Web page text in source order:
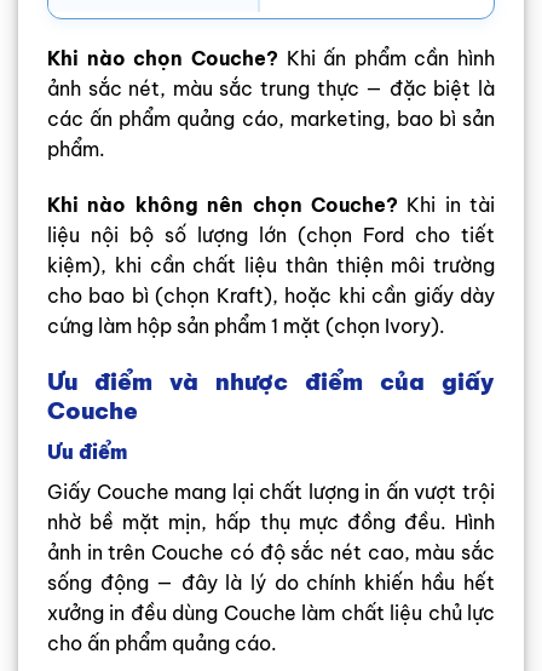
Khi nào chọn Couche? Khi ấn phẩm cần hình
ảnh sắc nét, màu sắc trung thực — đặc biệt là
các ấn phẩm quảng cáo, marketing, bao bì sản
phẩm.
Khi nào không nên chọn Couche? Khi in tài
liệu nội bộ số lượng lớn (chọn Ford cho tiết
kiệm), khi cần chất liệu thân thiện môi trường
cho bao bì (chọn Kraft), hoặc khi cần giấy dày
cứng làm hộp sản phẩm 1 mặt (chọn Ivory).
Ưu điểm và nhược điểm của giấy
Couche
Ưu điểm
Giấy Couche mang lại chất lượng in ấn vượt trội
nhờ bề mặt mịn, hấp thụ mực đồng đều. Hình
ảnh in trên Couche có độ sắc nét cao, màu sắc
sống động — đây là lý do chính khiến hầu hết
xưởng in đều dùng Couche làm chất liệu chủ lực
cho ấn phẩm quảng cáo.